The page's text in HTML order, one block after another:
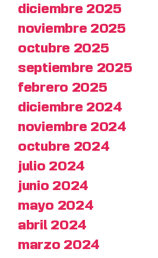
diciembre 2025
noviembre 2025
octubre 2025
septiembre 2025
febrero 2025
diciembre 2024
noviembre 2024
octubre 2024
julio 2024
junio 2024
mayo 2024
abril 2024
marzo 2024